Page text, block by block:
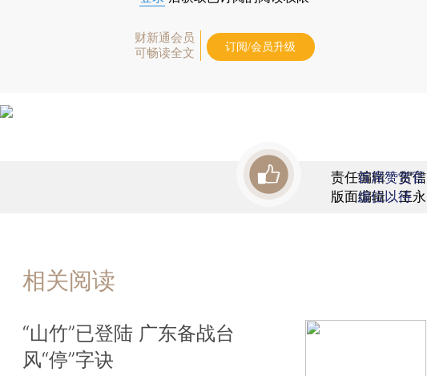
财新通会员
可畅读全文
订阅/会员升级
责任编辑：贺信
版面编辑：王永
首席赞赏官
虚位以待
相关阅读
“山竹”已登陆 广东备战台
风“停”字诀